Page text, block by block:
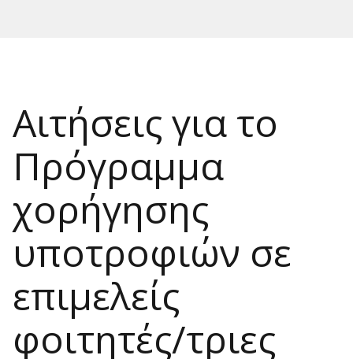
Αιτήσεις για το
Πρόγραμμα
χορήγησης
υποτροφιών σε
επιμελείς
φοιτητές/τριες